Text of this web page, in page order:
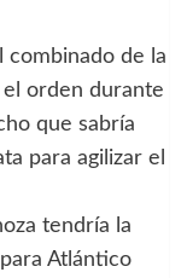
combinado de la
orden durante
que sabría
para agilizar el
tendría la
Atlántico